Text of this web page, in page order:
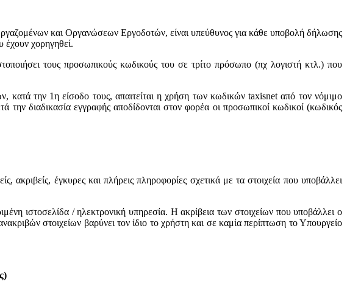
και Οργανώσεων Εργοδοτών, είναι υπεύθυνος για κάθε υποβολή δήλωσης
έχουν χορηγηθεί.
τους προσωπικούς κωδικούς του σε τρίτο πρόσωπο (πχ λογιστή κτλ.) που
την 1η είσοδο τους, απαιτείται η χρήση των κωδικών taxisnet από τον νόμιμο
διαδικασία εγγραφής αποδίδονται στον φορέα οι προσωπικοί κωδικοί (κωδικός
ακριβείς, έγκυρες και πλήρεις πληροφορίες σχετικά με τα στοιχεία που υποβάλλει
ιστοσελίδα / ηλεκτρονική υπηρεσία. Η ακρίβεια των στοιχείων που υποβάλλει ο
στοιχείων βαρύνει τον ίδιο το χρήστη και σε καμία περίπτωση το Υπουργείο